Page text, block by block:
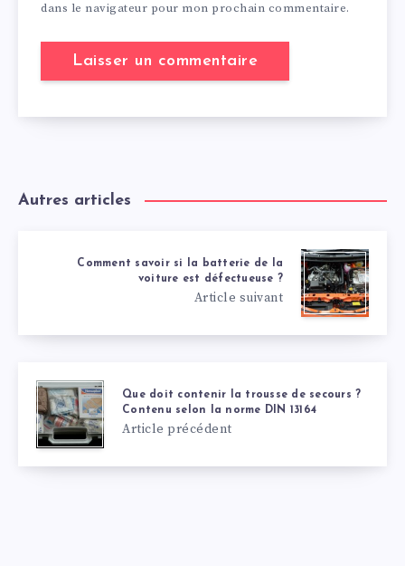
dans le navigateur pour mon prochain commentaire.
Autres articles
Comment savoir si la batterie de la
voiture est défectueuse ?
Article suivant
Que doit contenir la trousse de secours ?
Contenu selon la norme DIN 13164
Article précédent